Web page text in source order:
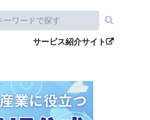
サービス紹介サイト